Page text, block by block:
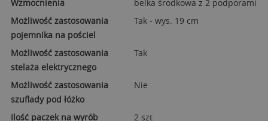
Wzmocnienia
belka środkowa z 2 podporami
Możliwość zastosowania
pojemnika na pościel
Tak - wys. 19 cm
Możliwość zastosowania
stelaża elektrycznego
Tak
Możliwość zastosowania
szuflady pod łóżko
Nie
Ilość paczek na wyrób 2 szt